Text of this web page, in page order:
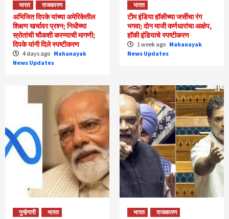
भारत राजकारण
अभिजित दिपके यांच्या अमेरिकेतील
शिक्षण खर्चावर प्रश्न; निधीच्या
स्रोतांची चौकशी करण्याची मागणी;
दिपके यांनी दिले स्पष्टीकरण
4 days ago Mahanayak
News Updates
भारत
टीम इंडिया हॉकीच्या जर्सीचा रंग
भगवा; दोन माजी कर्णधारांचा आक्षेप,
हॉकी इंडियाचे स्पष्टीकरण
1 week ago Mahanayak
News Updates
गुन्हेगारी भारत भारत राजकारण